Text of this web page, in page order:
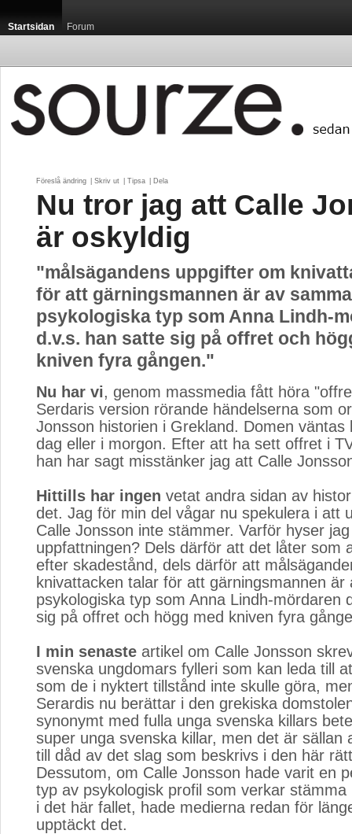
Startsidan Forum
Föreslå ändring Skriv ut Tipsa Dela
Nu tror jag att Calle
är oskyldig
"målsägandens uppgifter om
för att gärningsmannen är av samma
psykologiska typ som Anna Lindh-
d.v.s. han satte sig på offret och
kniven fyra gången."
Nu har vi, genom massmedia fått höra
Serdaris version rörande händelserna som
Jonsson historien i Grekland. Domen väntas
dag eller i morgon. Efter att ha sett offret i
han har sagt misstänker jag att Calle
Hittills har ingen vetat andra sidan av
det. Jag för min del vågar nu spekulera i att
Calle Jonsson inte stämmer. Varför hyser
uppfattningen? Dels därför att det låter som
efter skadestånd, dels därför att
knivattacken talar för att gärningsmannen är
psykologiska typ som Anna Lindh-mördaren
sig på offret och högg med kniven fyra
I min senaste artikel om Calle Jonsson
svenska ungdomars fylleri som kan leda till
som de i nyktert tillstånd inte skulle göra,
Serardis nu berättar i den grekiska
synonymt med fulla unga svenska killars
super unga svenska killar, men det är sällan
till dåd av det slag som beskrivs i den här
Dessutom, om Calle Jonsson hade varit en
typ av psykologisk profil som verkar stämma
i det här fallet, hade medierna redan för
upptäckt det.